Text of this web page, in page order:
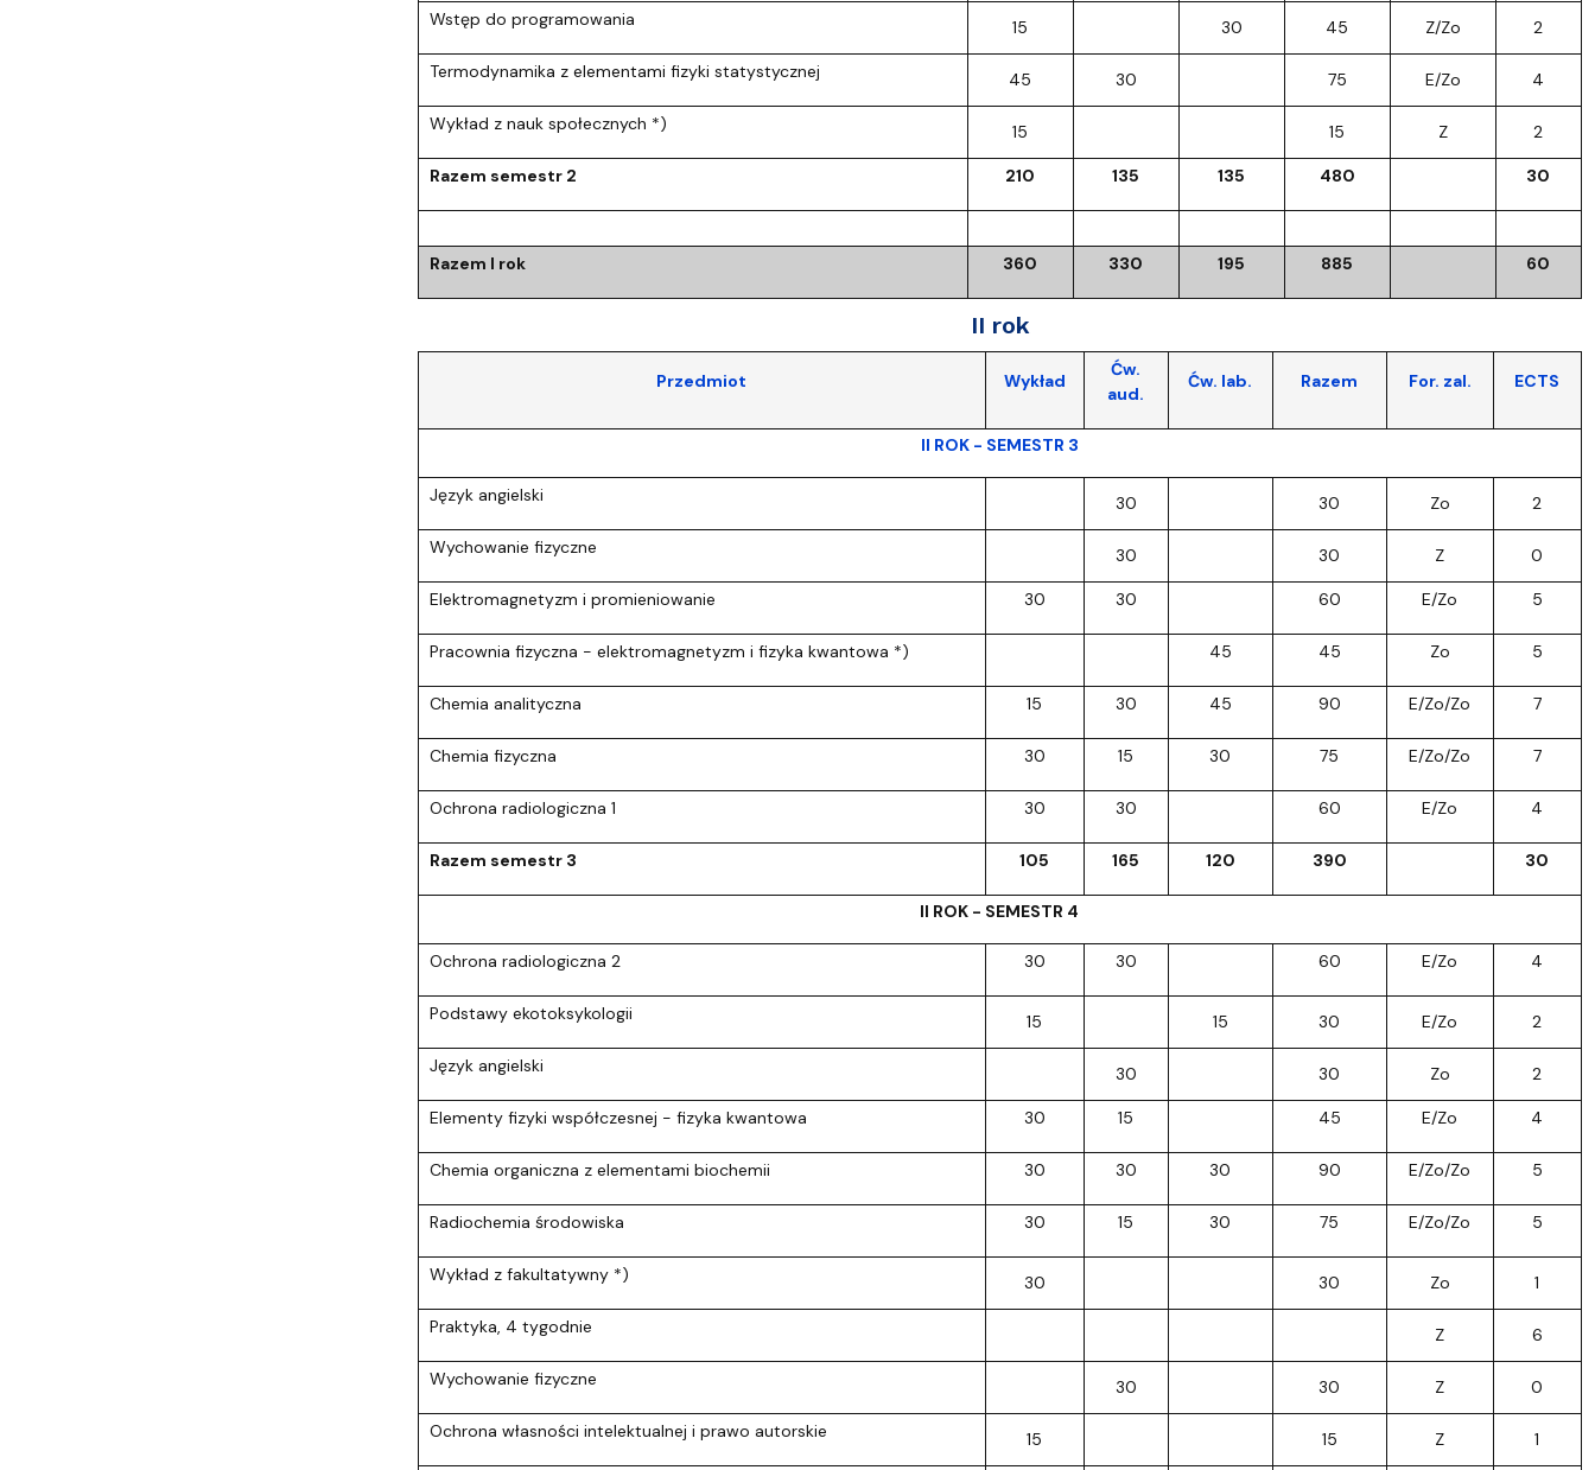
Wstęp do programowania 15 30 45 Z/Zo 2
Termodynamika z elementami fizyki statystycznej 45 30 75 E/Zo 4
Wykład z nauk społecznych *) 15 15 Z 2
Razem semestr 2 210 135 135 480 30
Razem I rok 360 330 195 885 60
II rok
Przedmiot Wykład
Ćw.
aud.
Ćw. lab. Razem For. zal. ECTS
II ROK - SEMESTR 3
Język angielski 30 30 Zo 2
Wychowanie fizyczne 30 30 Z 0
Elektromagnetyzm i promieniowanie 30 30 60 E/Zo 5
Pracownia fizyczna - elektromagnetyzm i fizyka kwantowa *) 45 45 Zo 5
Chemia analityczna 15 30 45 90 E/Zo/Zo 7
Chemia fizyczna 30 15 30 75 E/Zo/Zo 7
Ochrona radiologiczna 1 30 30 60 E/Zo 4
Razem semestr 3 105 165 120 390 30
II ROK - SEMESTR 4
Ochrona radiologiczna 2 30 30 60 E/Zo 4
Podstawy ekotoksykologii 15 15 30 E/Zo 2
Język angielski 30 30 Zo 2
Elementy fizyki współczesnej - fizyka kwantowa 30 15 45 E/Zo 4
Chemia organiczna z elementami biochemii 30 30 30 90 E/Zo/Zo 5
Radiochemia środowiska 30 15 30 75 E/Zo/Zo 5
Wykład z fakultatywny *) 30 30 Zo 1
Praktyka, 4 tygodnie Z 6
Wychowanie fizyczne 30 30 Z 0
Ochrona własności intelektualnej i prawo autorskie 15 15 Z 1